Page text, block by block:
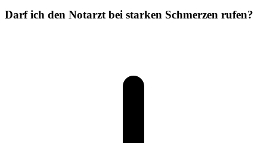
Darf ich den Notarzt bei starken Schmerzen rufen?